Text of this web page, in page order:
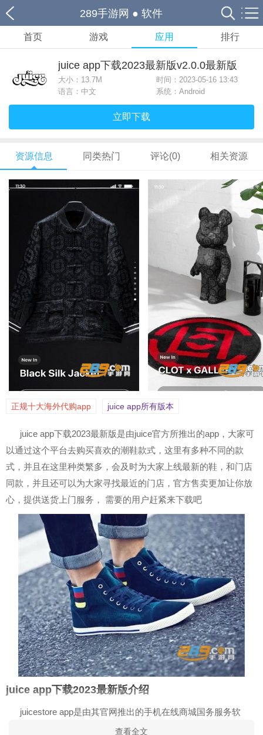
289手游网 ● 软件
首页 游戏 应用 排行
juice app下载2023最新版v2.0.0最新版
大小： 13.7M
时间：2023-05-16 13:43
语言：中文
系统：Android
立即下载
资源信息 同类热门 评论(0) 相关资源
正规十大海外代购app juice app所有版本
juice app下载2023最新版是由juice官方所推出的app，大家可
以通过这个平台去购买喜欢的潮鞋款式，这里有多种不同的款
式，并且在这里种类繁多，会及时为大家上线最新的鞋，和门店
同款，并且还可以为大家寻找最近的门店，官方售卖更加让你放
心，提供送货上门服务， 需要的用户赶紧来下载吧
juice app下载2023最新版介绍
juicestore app是由其官网推出的手机在线商城国务服务软
件，支持品牌商品购买，鞋子，服装，装饰品等等，新款不断，
查看全文